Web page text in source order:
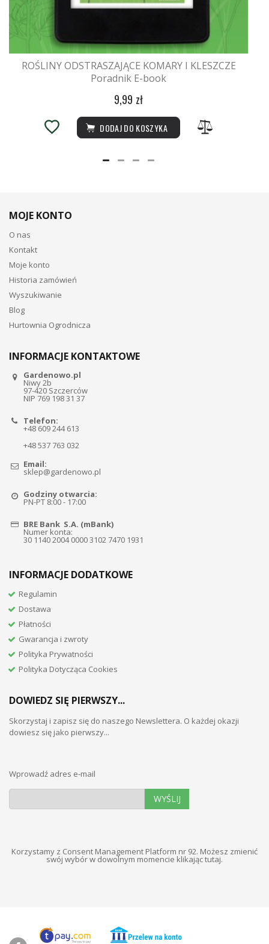
ROŚLINY ODSTRASZAJĄCE KOMARY I KLESZCZE
Poradnik E-book
9,99 zł
DODAJ DO KOSZYKA
MOJE KONTO
O nas
Kontakt
Moje konto
Historia zamówień
Wyszukiwanie
Blog
Hurtownia Ogrodnicza
INFORMACJE KONTAKTOWE
Gardenowo.pl
Niwy 2b
97-420 Szczerców
NIP 769 198 31 37
Telefon:
+48 609 244 613
+48 537 763 032
Email:
sklep@gardenowo.pl
Godziny otwarcia:
PN-PT 8:00 - 17:00
BRE Bank S.A. (mBank)
Numer konta:
30 1140 2004 0000 3102 7470 1931
INFORMACJE DODATKOWE
Regulamin
Dostawa
Płatności
Gwarancja i zwroty
Polityka Prywatności
Polityka Dotycząca Cookies
DOWIEDZ SIĘ PIERWSZY...
Skorzystaj i zapisz się do naszego Newslettera. O każdej okazji
dowiesz się jako pierwszy...
Wprowadź adres e-mail
WYŚLIJ
Korzystamy z Consent Management Platform nr 92. Możesz zmienić
swój wybór w dowolnym momencie klikając tutaj.